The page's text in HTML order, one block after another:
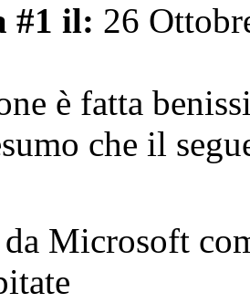
#1 il: 26
è fatta
che il
da Microsoft